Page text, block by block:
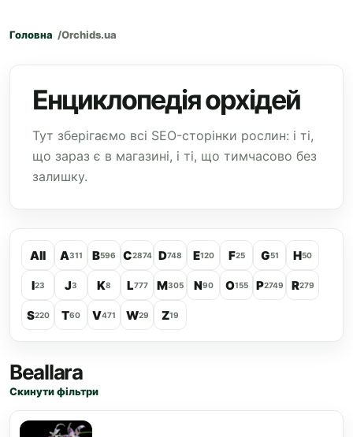
Головна Orchids.ua
Енциклопедія орхідей
Тут зберігаємо всі SEO-сторінки рослин: і ті,
що зараз є в магазині, і ті, що тимчасово без
залишку.
All A311 B596 C2874 D748 E120 F25 G51 H50
I23 J3 K8 L777 M305 N90 O155 P2749 R279
S220 T60 V471 W29 Z19
Beallara
Скинути фільтри